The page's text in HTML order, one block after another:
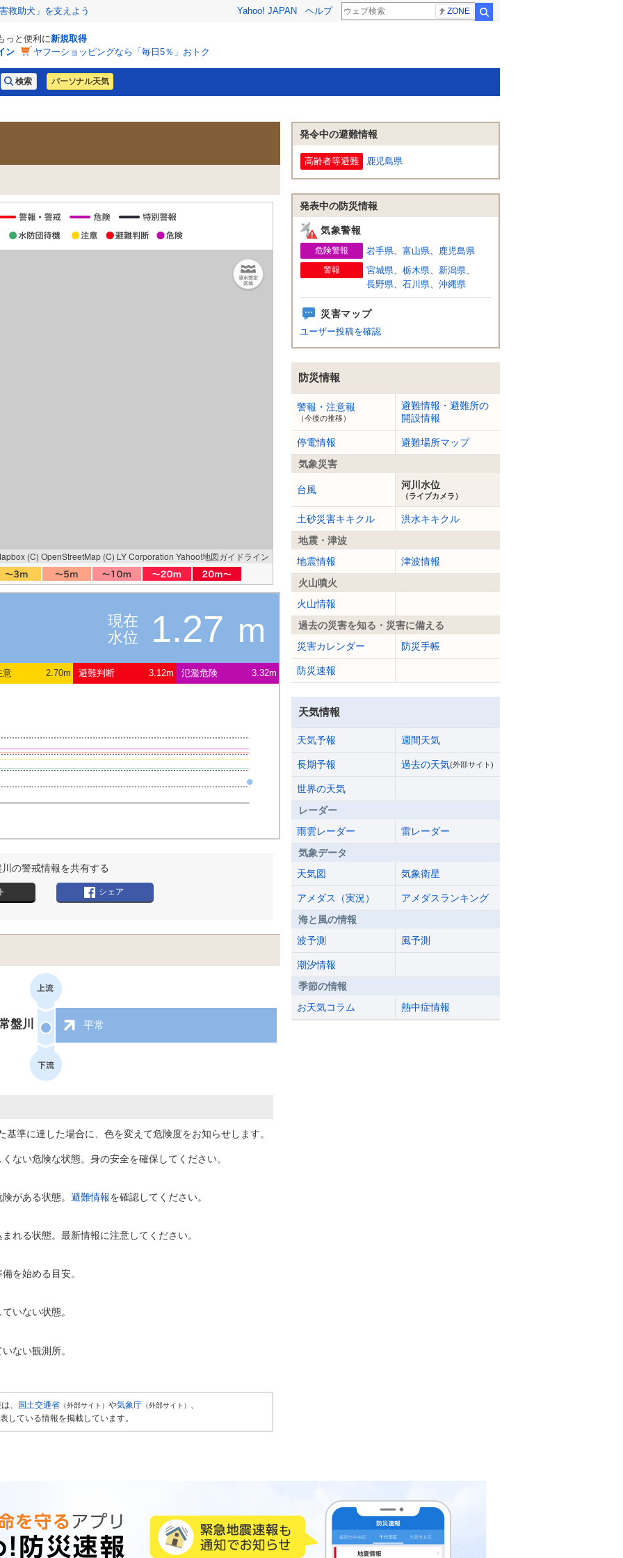
救助犬」を支えよう Yahoo! JAPAN ヘルプ ZONE
っと便利に新規取得
ン
ヤフーショッピングなら「毎日5％」おトク
パーソナル天気
(C) OpenStreetMap (C) LY Corporation Yahoo!地図ガイドライン
現在
水位
1.27 m
意 2.70m 避難判断 3.12m 氾濫危険 3.32m
の警戒情報を共有する
シェア
盤川 平常
準に達した場合に、色を変えて危険度をお知らせします。
ない危険な状態。身の安全を確保してください。
がある状態。 避難情報を確認してください。
れる状態。最新情報に注意してください。
を始める目安。
いない状態。
ない観測所。
、 国土交通省 （外部サイト） や気象庁 （外部サイト） 、
している情報を掲載しています。
発令中の避難情報
高齢者等避難 鹿児島県
発表中の防災情報
気象警報
危険警報 岩手県、 富山県、 鹿児島県
警報 宮城県、 栃木県、 新潟県、
長野県、 石川県、 沖縄県
災害マップ
ユーザー投稿を確認
防災情報
警報・注意報
（今後の推移）
避難情報・避難所の
開設情報
停電情報
避難場所マップ
気象災害
台風 河川水位
（ライブカメラ）
土砂災害キキクル
洪水キキクル
地震・津波
地震情報
津波情報
火山噴火
火山情報
過去の災害を知る・災害に備える
災害カレンダー
防災手帳
防災速報
天気情報
天気予報 週間天気
長期予報 過去の天気(外部サイト)
世界の天気
レーダー
雨雲レーダー
雷レーダー
気象データ
天気図
気象衛星
アメダス（実況）
アメダスランキング
海と風の情報
波予測
風予測
潮汐情報
季節の情報
お天気コラム
熱中症情報